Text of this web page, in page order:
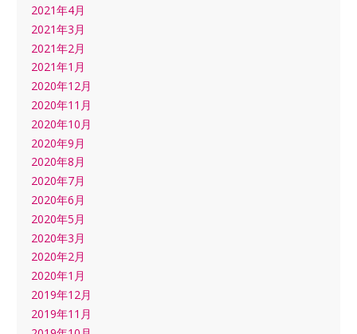
2021年4月
2021年3月
2021年2月
2021年1月
2020年12月
2020年11月
2020年10月
2020年9月
2020年8月
2020年7月
2020年6月
2020年5月
2020年3月
2020年2月
2020年1月
2019年12月
2019年11月